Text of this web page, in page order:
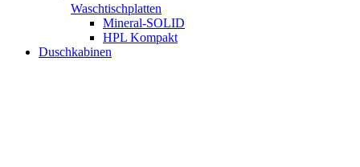
Waschtischplatten
Mineral-SOLID
HPL Kompakt
Duschkabinen